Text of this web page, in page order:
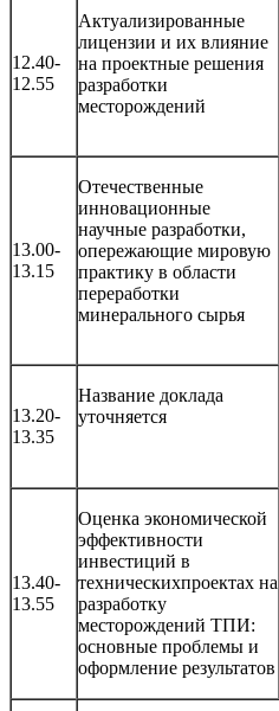
12.40-
12.55
Актуализированные
лицензии и их влияние
на проектные решения
разработки
месторождений
13.00-
13.15
Отечественные
инновационные
научные разработки,
опережающие мировую
практику в области
переработки
минерального сырья
13.20-
13.35
Название доклада
уточняется
13.40-
13.55
Оценка экономической
эффективности
инвестиций в
техническихпроектах на
разработку
месторождений ТПИ:
основные проблемы и
оформление результатов